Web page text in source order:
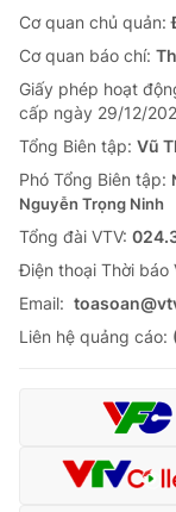
Cơ quan chủ quản:
Cơ quan báo chí:
Giấy phép hoạt
cấp ngày 29/12/
Tổng Biên tập: Vũ
Phó Tổng Biên tập:
Nguyễn Trọng Ninh
Tổng đài VTV:
Ðiện thoại Thời báo
Email:
Liên hệ quảng cáo: